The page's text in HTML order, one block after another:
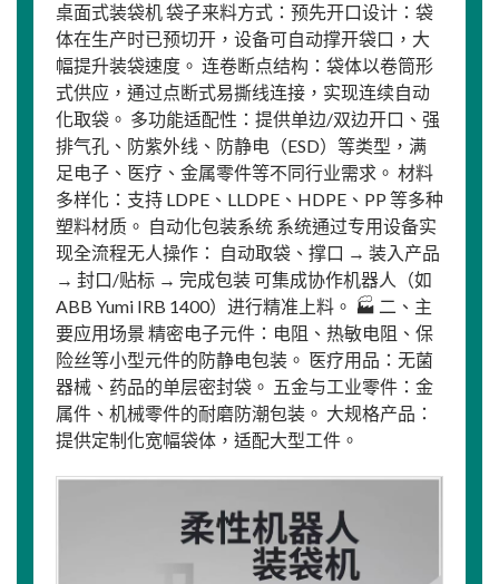
桌面式装袋机 袋子来料方式：预先开口设计：袋
体在生产时已预切开，设备可自动撑开袋口，大
幅提升装袋速度。 连卷断点结构：袋体以卷筒形
式供应，通过点断式易撕线连接，实现连续自动
化取袋。 多功能适配性：提供单边/双边开口、强
排气孔、防紫外线、防静电（ESD）等类型，满
足电子、医疗、金属零件等不同行业需求。 材料
多样化：支持 LDPE、LLDPE、HDPE、PP 等多种
塑料材质。 自动化包装系统 系统通过专用设备实
现全流程无人操作： 自动取袋、撑口 → 装入产品
→ 封口/贴标 → 完成包装 可集成协作机器人（如
ABB Yumi IRB 1400）进行精准上料。 🏭 二、主
要应用场景 精密电子元件：电阻、热敏电阻、保
险丝等小型元件的防静电包装。 医疗用品：无菌
器械、药品的单层密封袋。 五金与工业零件：金
属件、机械零件的耐磨防潮包装。 大规格产品：
提供定制化宽幅袋体，适配大型工件。